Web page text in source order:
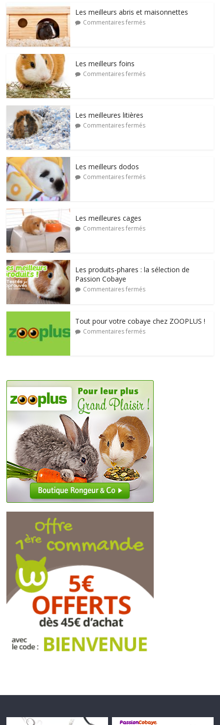
Les meilleurs abris et maisonnettes
Commentaires fermés
Les meilleurs foins
Commentaires fermés
Les meilleures litières
Commentaires fermés
Les meilleurs dodos
Commentaires fermés
Les meilleures cages
Commentaires fermés
Les produits-phares : la sélection de
Passion Cobaye
Commentaires fermés
Tout pour votre cobaye chez ZOOPLUS !
Commentaires fermés